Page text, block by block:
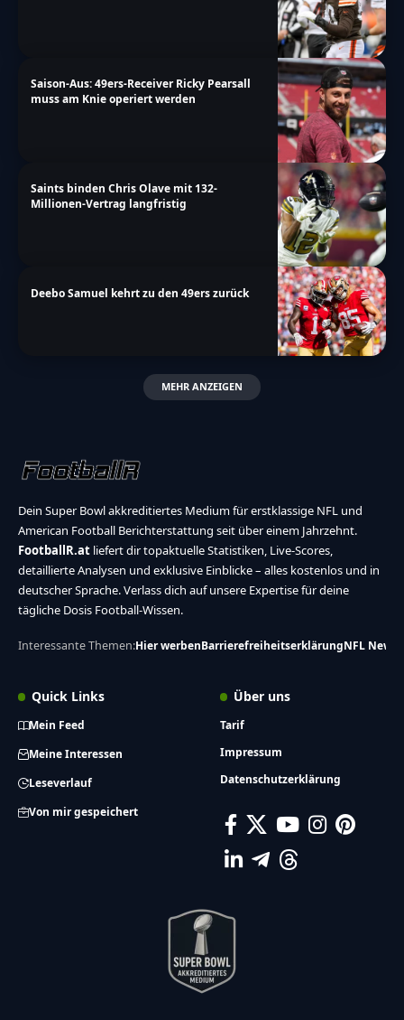
Saison-Aus: 49ers-Receiver Ricky Pearsall
muss am Knie operiert werden
Saints binden Chris Olave mit 132-
Millionen-Vertrag langfristig
Deebo Samuel kehrt zu den 49ers zurück
MEHR ANZEIGEN
Dein Super Bowl akkreditiertes Medium für erstklassige NFL und
American Football Berichterstattung seit über einem Jahrzehnt.
FootballR.at liefert dir topaktuelle Statistiken, Live-Scores,
detaillierte Analysen und exklusive Einblicke – alles kostenlos und in
deutscher Sprache. Verlass dich auf unsere Expertise für deine
tägliche Dosis Football-Wissen.
Interessante Themen:Hier werbenBarrierefreiheitserklärungNFL News
Quick Links
Mein Feed
Meine Interessen
Leseverlauf
Von mir gespeichert
Über uns
Tarif
Impressum
Datenschutzerklärung